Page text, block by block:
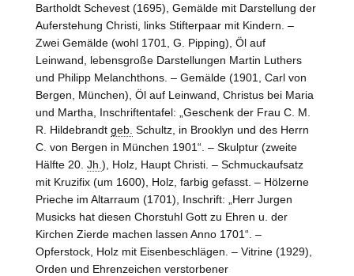
Bartholdt Schevest (1695), Gemälde mit Darstellung der
Auferstehung Christi, links Stifterpaar mit Kindern. –
Zwei Gemälde (wohl 1701, G. Pipping), Öl auf
Leinwand, lebensgroße Darstellungen Martin Luthers
und Philipp Melanchthons. – Gemälde (1901, Carl von
Bergen, München), Öl auf Leinwand, Christus bei Maria
und Martha, Inschriftentafel: „Geschenk der Frau C. M.
R. Hildebrandt geb. Schultz, in Brooklyn und des Herrn
C. von Bergen in München 1901“. – Skulptur (zweite
Hälfte 20. Jh. ), Holz, Haupt Christi. – Schmuckaufsatz
mit Kruzifix (um 1600), Holz, farbig gefasst. – Hölzerne
Prieche im Altarraum (1701), Inschrift: „Herr Jurgen
Musicks hat diesen Chorstuhl Gott zu Ehren u. der
Kirchen Zierde machen lassen Anno 1701“. –
Opferstock, Holz mit Eisenbeschlägen. – Vitrine (1929),
Orden und Ehrenzeichen verstorbener